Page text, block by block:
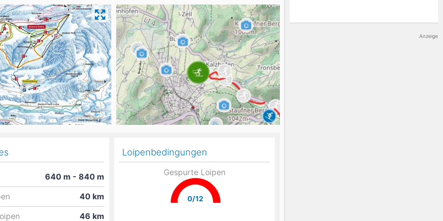
Loipenbedingungen
Gespurte Loipen
0/12
640 m - 840 m
40 km
46 km
Anzeige
Russland Südkorea Türkei Georgien
Aserbaidschan Vereinigte Arabische Emirate
Head Dynastar Salomon K2
Stöckli Kästle Scott Black Diamond
Indigo
Ogso